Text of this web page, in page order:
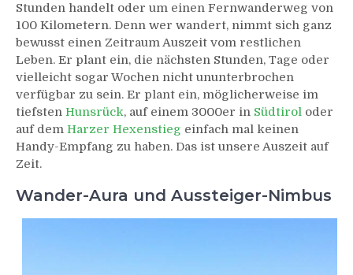
Stunden handelt oder um einen Fernwanderweg von
100 Kilometern. Denn wer wandert, nimmt sich ganz
bewusst einen Zeitraum Auszeit vom restlichen
Leben. Er plant ein, die nächsten Stunden, Tage oder
vielleicht sogar Wochen nicht ununterbrochen
verfügbar zu sein. Er plant ein, möglicherweise im
tiefsten Hunsrück, auf einem 3000er in Südtirol oder
auf dem Harzer Hexenstieg einfach mal keinen
Handy-Empfang zu haben. Das ist unsere Auszeit auf
Zeit.
Wander-Aura und Aussteiger-Nimbus